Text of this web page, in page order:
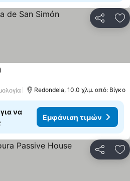
Redondela, 10.0 χλμ. από: Βίγκο
να
Εμφάνιση τιμών